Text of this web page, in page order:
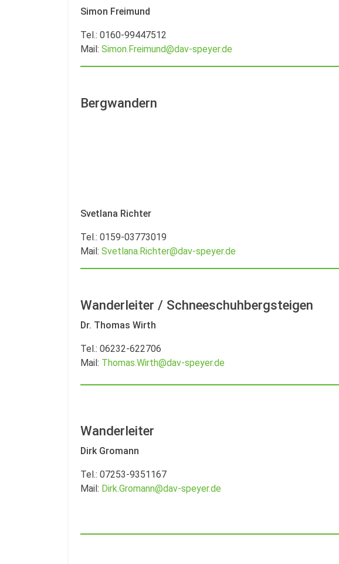
Simon Freimund
Tel.: 0160-99447512
Mail: Simon.Freimund@dav-speyer.de
Bergwandern
Svetlana Richter
Tel.: 0159-03773019
Mail: Svetlana.Richter@dav-speyer.de
Wanderleiter / Schneeschuhbergsteigen
Dr. Thomas Wirth
Tel.: 06232-622706
Mail: Thomas.Wirth@dav-speyer.de
Wanderleiter
Dirk Gromann
Tel.: 07253-9351167
Mail: Dirk.Gromann@dav-speyer.de